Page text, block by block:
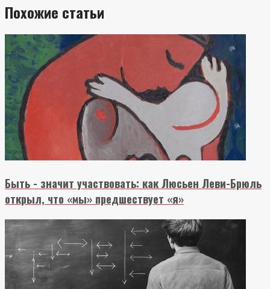
Похожие статьи
Быть - значит участвовать: как Люсьен Леви-Брюль
открыл, что «мы» предшествует «я»